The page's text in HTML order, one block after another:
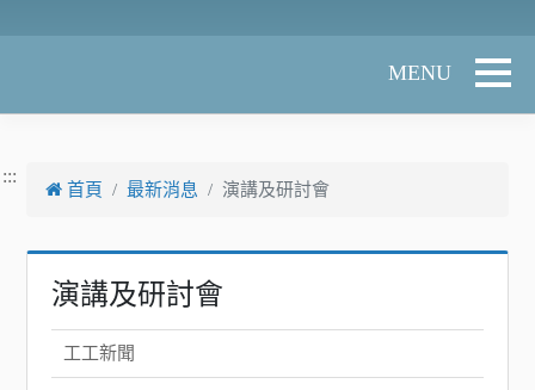
Toggle
:::
首頁 最新消息 演講及研討會
演講及研討會
工工新聞